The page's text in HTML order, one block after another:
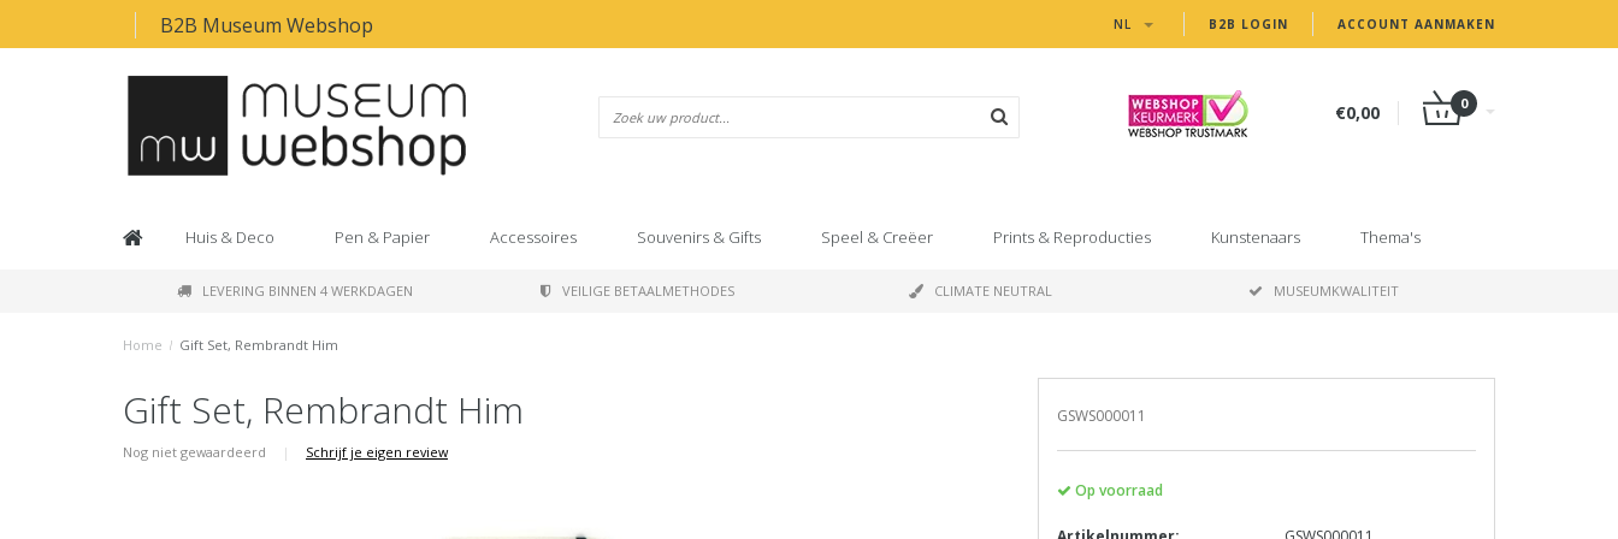
B2B Museum Webshop B2B LOGIN ACCOUNT AANMAKEN
NL
€0,00 0
Huis & Deco Pen & Papier Accessoires Souvenirs & Gifts Speel & Creëer Prints & Reproducties Kunstenaars Thema's
LEVERING BINNEN 4 WERKDAGEN VEILIGE BETAALMETHODES CLIMATE NEUTRAL MUSEUMKWALITEIT
Home / Gift Set, Rembrandt Him
Gift Set, Rembrandt Him
Nog niet gewaardeerd | Schrijf je eigen review
GSWS000011
Op voorraad